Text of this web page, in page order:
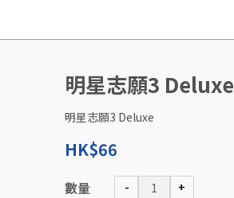
明星志願3 Deluxe
明星志願3 Deluxe
HK$66
數量 - +